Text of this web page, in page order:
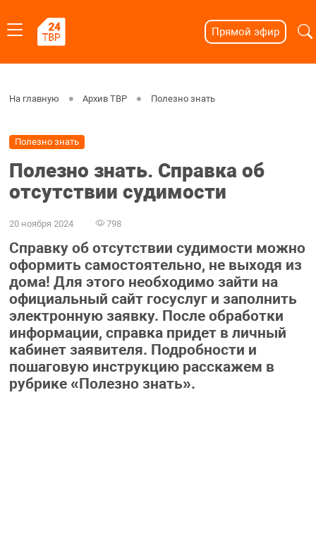
Прямой эфир
На главную Архив ТВР Полезно знать
Полезно знать
Полезно знать. Справка об
отсутствии судимости
20 ноября 2024 798
Справку об отсутствии судимости можно
оформить самостоятельно, не выходя из
дома! Для этого необходимо зайти на
официальный сайт госуслуг и заполнить
электронную заявку. После обработки
информации, справка придет в личный
кабинет заявителя. Подробности и
пошаговую инструкцию расскажем в
рубрике «Полезно знать».